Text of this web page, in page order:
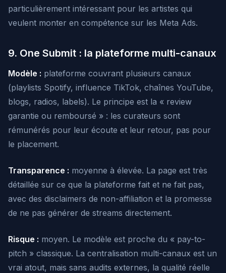
particulièrement intéressant pour les artistes qui
veulent monter en compétence sur les Meta Ads.
9. One Submit : la plateforme multi-canaux
Modèle : plateforme couvrant plusieurs canaux
(playlists Spotify, influence TikTok, chaînes YouTube,
blogs, radios, labels). Le principe est la « review
garantie ou remboursé » : les curateurs sont
rémunérés pour leur écoute et leur retour, pas pour
le placement.
Transparence : moyenne à élevée. La page est très
détaillée sur ce que la plateforme fait et ne fait pas,
avec des disclaimers de non-affiliation et la promesse
de ne pas générer de streams directement.
Risque : moyen. Le modèle est proche du « pay-to-
pitch » classique. La centralisation multi-canaux est un
vrai atout, mais sans audits externes, la qualité réelle